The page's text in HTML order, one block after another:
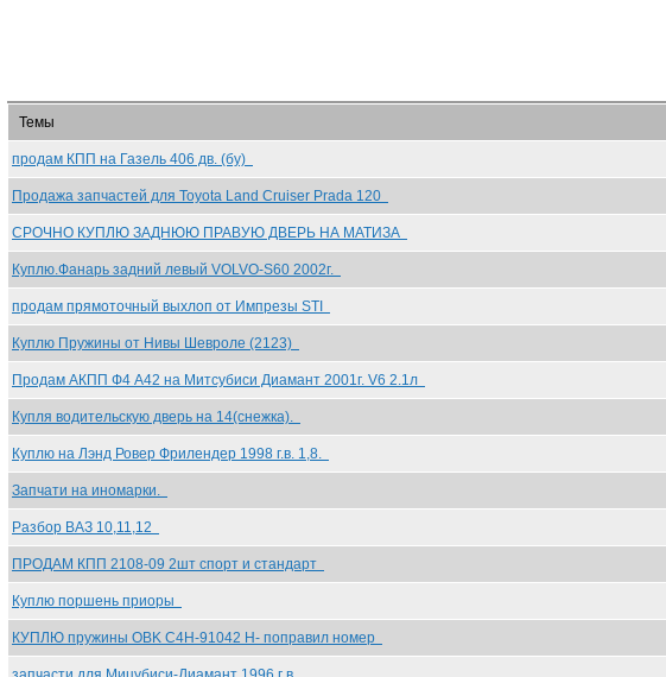
Темы
продам КПП на Газель 406 дв. (бу)
Продажа запчастей для Toyota Land Cruiser Prada 120
СРОЧНО КУПЛЮ ЗАДНЮЮ ПРАВУЮ ДВЕРЬ НА МАТИЗА
Куплю.Фанарь задний левый VOLVO-S60 2002г.
продам прямоточный выхлоп от Импрезы STI
Куплю Пружины от Нивы Шевроле (2123)
Продам АКПП Ф4 А42 на Митсубиси Диамант 2001г. V6 2.1л
Купля водительскую дверь на 14(снежка).
Куплю на Лэнд Ровер Фрилендер 1998 г.в. 1,8.
Запчати на иномарки.
Разбор ВАЗ 10,11,12
ПРОДАМ КПП 2108-09 2шт спорт и стандарт
Куплю поршень приоры
КУПЛЮ пружины OBK C4H-91042 Н- поправил номер